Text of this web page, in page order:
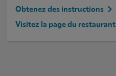
Obtenez des instructions
Visitez la page du restaurant